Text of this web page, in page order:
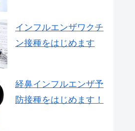
インフルエンザワクチ
ン接種をはじめます
経鼻インフルエンザ予
防接種をはじめます！